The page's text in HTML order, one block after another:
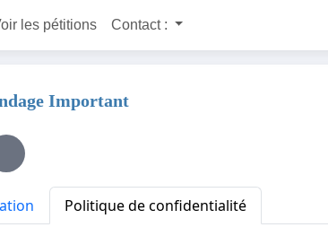
les pétitions Contact :
Important
Politique de confidentialité